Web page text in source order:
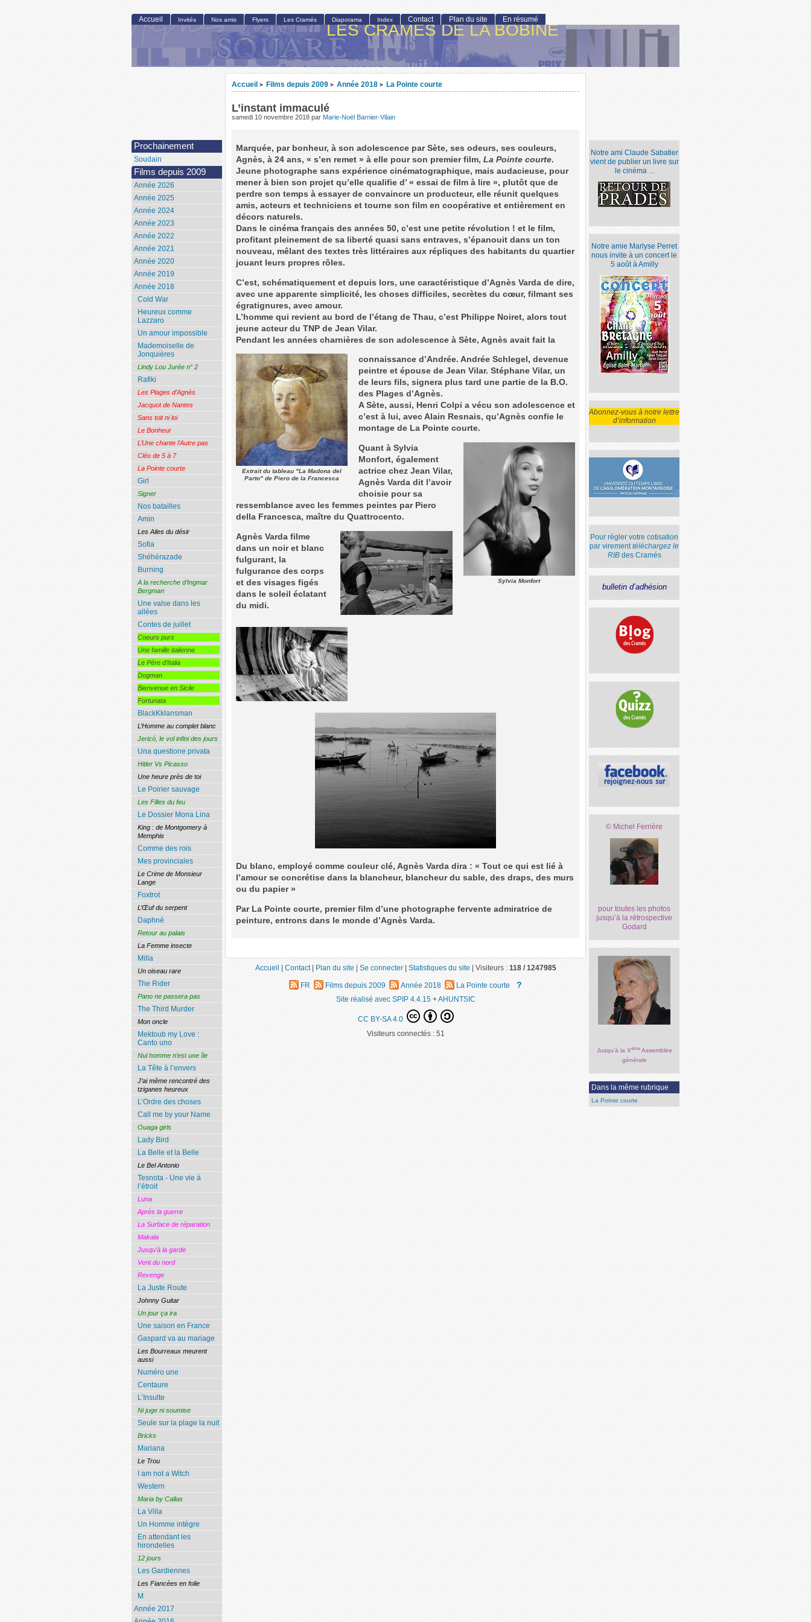
LES CRAMÉS DE LA BOBINE
Accueil > Films depuis 2009 > Année 2018 > La Pointe courte
L’instant immaculé
samedi 10 novembre 2018 par Marie-Noël Barnier-Vilain
Marquée, par bonheur, à son adolescence par Sète, ses odeurs, ses couleurs,
Agnès, à 24 ans, « s’en remet » à elle pour son premier film, La Pointe courte.
Jeune photographe sans expérience cinématographique, mais audacieuse, pour
mener à bien son projet qu’elle qualifie d’ « essai de film à lire », plutôt que de
perdre son temps à essayer de convaincre un producteur, elle réunit quelques
amis, acteurs et techniciens et tourne son film en coopérative et entièrement en
décors naturels.
Dans le cinéma français des années 50, c’est une petite révolution ! et le film,
profitant pleinement de sa liberté quasi sans entraves, s’épanouit dans un ton
nouveau, mêlant des textes très littéraires aux répliques des habitants du quartier
jouant leurs propres rôles.
C’est, schématiquement et depuis lors, une caractéristique d’Agnès Varda de dire,
avec une apparente simplicité, les choses difficiles, secrètes du cœur, filmant ses
égratignures, avec amour.
L’homme qui revient au bord de l’étang de Thau, c’est Philippe Noiret, alors tout
jeune acteur du TNP de Jean Vilar.
Pendant les années charnières de son adolescence à Sète, Agnès avait fait la
Extrait du tableau "La Madona del
Parto" de Piero de la Francesca
connaissance d’Andrée. Andrée Schlegel, devenue
peintre et épouse de Jean Vilar. Stéphane Vilar, un
de leurs fils, signera plus tard une partie de la B.O.
des Plages d’Agnès.
A Sète, aussi, Henri Colpi a vécu son adolescence et
c’est à lui, avec Alain Resnais, qu’Agnès confie le
montage de La Pointe courte.
Sylvia Monfort
Quant à Sylvia
Monfort, également
actrice chez Jean Vilar,
Agnès Varda dit l’avoir
choisie pour sa
ressemblance avec les femmes peintes par Piero
della Francesca, maître du Quattrocento.
Agnès Varda filme
dans un noir et blanc
fulgurant, la
fulgurance des corps
et des visages figés
dans le soleil éclatant
du midi.
Du blanc, employé comme couleur clé, Agnès Varda dira : « Tout ce qui est lié à
l’amour se concrétise dans la blancheur, blancheur du sable, des draps, des murs
ou du papier »
Par La Pointe courte, premier film d’une photographe fervente admiratrice de
peinture, entrons dans le monde d’Agnès Varda.
Notre ami Claude Sabatier
vient de publier un livre sur
le cinéma ...
Notre amie Marlyse Perret
nous invite à un concert le
5 août à Amilly
Abonnez-vous à notre lettre
d’information
Pour régler votre cotisation
par virementtéléchargez le
RIBdes Cramés
bulletin d’adhésion
© Michel Ferrière
pour toutes les photos
jusqu’à la rétrospective
Godard
Jusqu’à la XèmeAssemblée
générale
Dans la même rubrique
La Pointe courte
Accueil Invités Nos amis Flyers Les Cramés Diaporama Index Contact Plan du site En résumé
Prochainement
Soudain
Films depuis 2009
Année 2026
Année 2025
Année 2024
Année 2023
Année 2022
Année 2021
Année 2020
Année 2019
Année 2018
Cold War
Heureux comme
Lazzaro
Un amour impossible
Mademoiselle de
Jonquières
Lindy Lou Jurée n° 2
Rafiki
Les Plages d’Agnès
Jacquot de Nantes
Sans toit ni loi
Le Bonheur
L’Une chante l’Autre pas
Cléo de 5 à 7
La Pointe courte
Girl
Signer
Nos batailles
Amin
Les Ailes du désir
Sofia
Shéhérazade
Burning
A la recherche d’Ingmar
Bergman
Une valse dans les
allées
Contes de juillet
Coeurs purs
Une famille italienne
Le Père d’Italia
Dogman
Bienvenue en Sicile
Fortunata
BlackKklansman
L’Homme au complet blanc
Jericó, le vol infini des jours
Una questione privata
Hitler Vs Picasso
Une heure près de toi
Le Poirier sauvage
Les Filles du feu
Le Dossier Mona Lina
King : de Montgomery à
Memphis
Comme des rois
Mes provinciales
Le Crime de Monsieur
Lange
Foxtrot
L’Œuf du serpent
Daphné
Retour au palais
La Femme insecte
Milla
Un oiseau rare
The Rider
Pano ne passera pas
The Third Murder
Mon oncle
Mektoub my Love :
Canto uno
Nul homme n’est une île
La Tête à l’envers
J’ai même rencontré des
tziganes heureux
L’Ordre des choses
Call me by your Name
Ouaga girls
Lady Bird
La Belle et la Belle
Le Bel Antonio
Tesnota - Une vie à
l’étroit
Luna
Après la guerre
La Surface de réparation
Makala
Jusqu’à la garde
Vent du nord
Revenge
La Juste Route
Johnny Guitar
Un jour ça ira
Une saison en France
Gaspard va au mariage
Les Bourreaux meurent
aussi
Numéro une
Centaure
L’Insulte
Ni juge ni soumise
Seule sur la plage la nuit
Bricks
Mariana
Le Trou
I am not a Witch
Western
Maria by Callas
La Villa
Un Homme intègre
En attendant les
hirondelles
12 jours
Les Gardiennes
Les Fiancées en folie
M
Année 2017
Accueil|Contact|Plan du site|Se connecter|Statistiques du site|Visiteurs :118 / 1247985
FR Films depuis 2009 Année 2018 La Pointe courte ?
Site réalisé avec SPIP 4.4.15+AHUNTSIC
CC BY-SA 4.0
Visiteurs connectés :51